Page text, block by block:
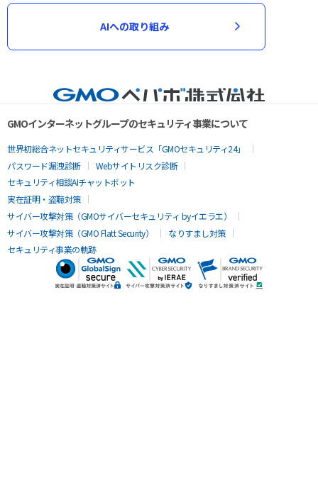
AIへの取り組み
GMOインターネットグループのセキュリティ事業について
世界初総合ネットセキュリティサービス「GMOセキュリティ24」
パスワード漏洩診断
Webサイトリスク診断
セキュリティ相談AIチャットボット
実在証明・盗聴対策
サイバー攻撃対策（GMOサイバーセキュリティ byイエラエ）
サイバー攻撃対策（GMO Flatt Security）
なりすまし対策
セキュリティ事業の軌跡